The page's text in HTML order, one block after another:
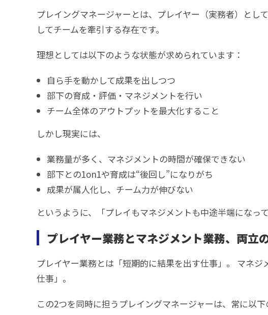
プレイングマネージャーとは、プレイヤー（実務者）とし
してチームを牽引する存在です。
理想としては以下のような状態が求められています：
自ら手を動かして成果を出しつつ
部下の育成・評価・マネジメントを行い
チーム全体のアウトプットを最大化すること
しかし現実には、
業務量が多く、マネジメントの時間が確保できない
部下との1on1や育成は“後回し”になりがち
成果が属人化し、チーム力が伸びない
というように、「プレイもマネジメントも中途半端にな
プレイヤー業務とマネジメント業務、両立
プレイヤー業務とは「短期的に結果を出す仕事」。 マネ
仕事」。
この2つを同時に担うプレイングマネージャーは、常に以